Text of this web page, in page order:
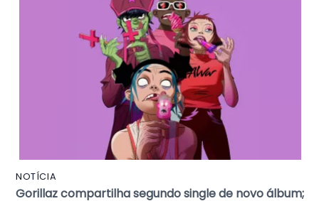
NOTÍCIA
Gorillaz compartilha segundo single de novo álbum;